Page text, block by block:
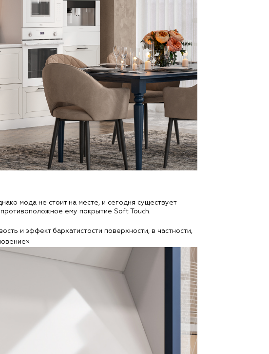
мода не стоит на месте, и сегодня существует
ему покрытие Soft Touch.
и эффект бархатистости поверхности, в частности,